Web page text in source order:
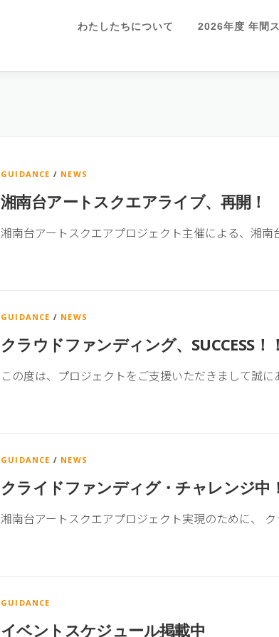
わたしたちについて 2026年度 年間
GUIDANCE / NEWS
湘南台アートスクエアライブ、再開！
湘南台アートスクエアプロジェクト主催による、湘
GUIDANCE / NEWS
クラウドファンディング、SUCCESS！！
この度は、プロジェクトをご支援いただきまして誠
GUIDANCE / NEWS
クライドファンディグ・チャレンジ
湘南台アートスクエアプロジェクト実現のために、
GUIDANCE
イベントスケジュール掲載中